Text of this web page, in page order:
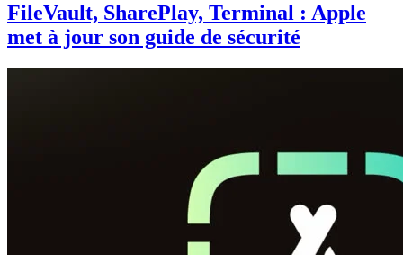
FileVault, SharePlay, Terminal : Apple
met à jour son guide de sécurité